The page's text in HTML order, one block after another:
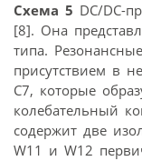
Схема 5 DC/DC-
[8]. Она
типа.
присутствием в
C7, которые
колебательный
содержит две
W11 и W12